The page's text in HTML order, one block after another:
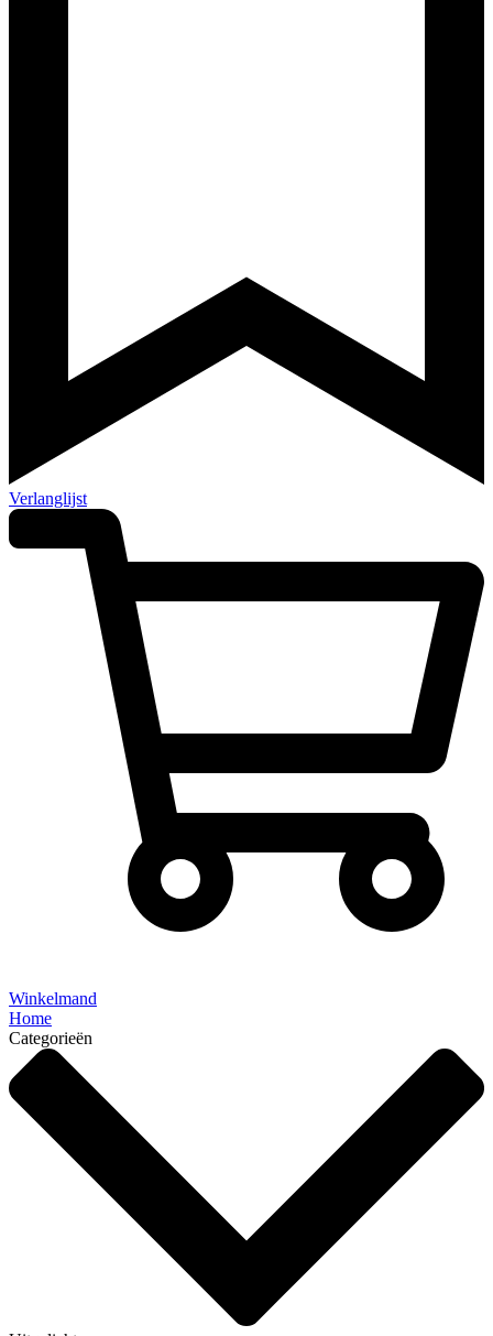
Verlanglijst
Winkelmand
Home
Categorieën